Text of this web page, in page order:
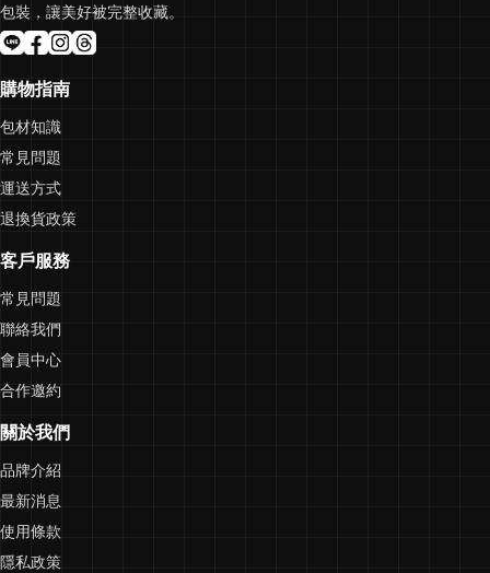
包裝，讓美好被完整收藏。
購物指南
包材知識
常見問題
運送方式
退換貨政策
客戶服務
常見問題
聯絡我們
會員中心
合作邀約
關於我們
品牌介紹
最新消息
使用條款
隱私政策